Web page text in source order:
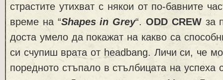
страстите утихват с някои от по-бавните
време на “Shapes in Grey“.ODD CREWза
доста умело да покажат на какво са
си счупиш вратa от headbang. Личи си, че
поредното стъпало в стълбицата на успеха